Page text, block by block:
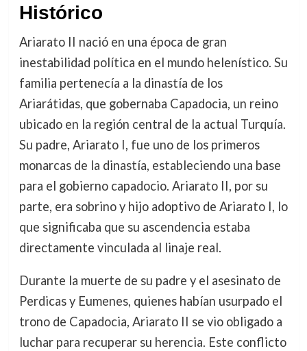
Histórico
Ariarato II nació en una época de gran
inestabilidad política en el mundo helenístico. Su
familia pertenecía a la dinastía de los
Ariarátidas, que gobernaba Capadocia, un reino
ubicado en la región central de la actual Turquía.
Su padre, Ariarato I, fue uno de los primeros
monarcas de la dinastía, estableciendo una base
para el gobierno capadocio. Ariarato II, por su
parte, era sobrino y hijo adoptivo de Ariarato I, lo
que significaba que su ascendencia estaba
directamente vinculada al linaje real.
Durante la muerte de su padre y el asesinato de
Perdicas y Eumenes, quienes habían usurpado el
trono de Capadocia, Ariarato II se vio obligado a
luchar para recuperar su herencia. Este conflicto